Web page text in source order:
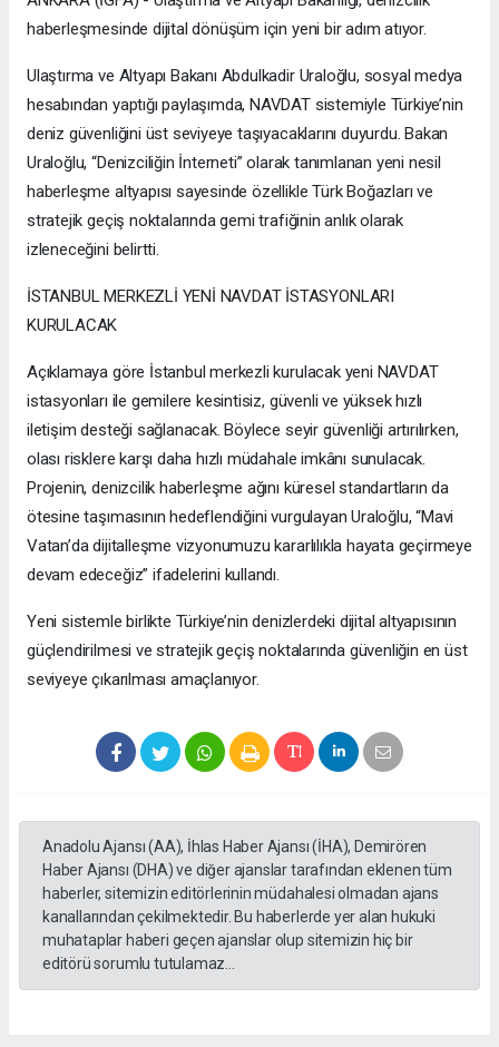
haberleşmesinde dijital dönüşüm için yeni bir adım atıyor.
Ulaştırma ve Altyapı Bakanı Abdulkadir Uraloğlu, sosyal medya
hesabından yaptığı paylaşımda, NAVDAT sistemiyle Türkiye’nin
deniz güvenliğini üst seviyeye taşıyacaklarını duyurdu. Bakan
Uraloğlu, “Denizciliğin İnterneti” olarak tanımlanan yeni nesil
haberleşme altyapısı sayesinde özellikle Türk Boğazları ve
stratejik geçiş noktalarında gemi trafiğinin anlık olarak
izleneceğini belirtti.
İSTANBUL MERKEZLİ YENİ NAVDAT İSTASYONLARI
KURULACAK
Açıklamaya göre İstanbul merkezli kurulacak yeni NAVDAT
istasyonları ile gemilere kesintisiz, güvenli ve yüksek hızlı
iletişim desteği sağlanacak. Böylece seyir güvenliği artırılırken,
olası risklere karşı daha hızlı müdahale imkânı sunulacak.
Projenin, denizcilik haberleşme ağını küresel standartların da
ötesine taşımasının hedeflendiğini vurgulayan Uraloğlu, “Mavi
Vatan’da dijitalleşme vizyonumuzu kararlılıkla hayata geçirmeye
devam edeceğiz” ifadelerini kullandı.
Yeni sistemle birlikte Türkiye’nin denizlerdeki dijital altyapısının
güçlendirilmesi ve stratejik geçiş noktalarında güvenliğin en üst
seviyeye çıkarılması amaçlanıyor.
Anadolu Ajansı (AA), İhlas Haber Ajansı (İHA), Demirören
Haber Ajansı (DHA) ve diğer ajanslar tarafından eklenen tüm
haberler, sitemizin editörlerinin müdahalesi olmadan ajans
kanallarından çekilmektedir. Bu haberlerde yer alan hukuki
muhataplar haberi geçen ajanslar olup sitemizin hiç bir
editörü sorumlu tutulamaz...